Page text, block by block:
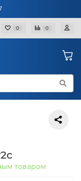
0 0
товаром